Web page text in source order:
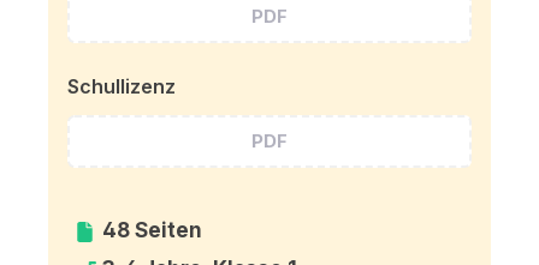
PDF
Schullizenz
PDF
48 Seiten